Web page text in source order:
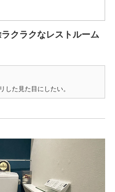
クラクなレストルーム
した見た目にしたい。